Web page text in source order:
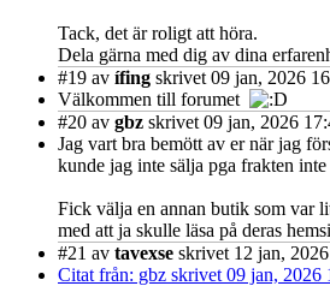
Tack, det är roligt att höra.
Dela gärna med dig av dina
#19 av ífing skrivet 09 jan, 2026
Välkommen till forumet
#20 av gbz skrivet 09 jan, 2026
Jag vart bra bemött av er när jag
kunde jag inte sälja pga frakten
Fick välja en annan butik som var
med att ja skulle läsa på deras
#21 av tavexse skrivet 12 jan,
Citat från: gbz skrivet 09 jan, 2026